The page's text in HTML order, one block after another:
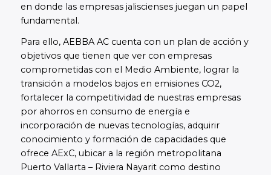
en donde las empresas jaliscienses juegan un papel
fundamental.
Para ello, AEBBA AC cuenta con un plan de acción y
objetivos que tienen que ver con empresas
comprometidas con el Medio Ambiente, lograr la
transición a modelos bajos en emisiones CO2,
fortalecer la competitividad de nuestras empresas
por ahorros en consumo de energía e
incorporación de nuevas tecnologías, adquirir
conocimiento y formación de capacidades que
ofrece AExC, ubicar a la región metropolitana
Puerto Vallarta – Riviera Nayarit como destino